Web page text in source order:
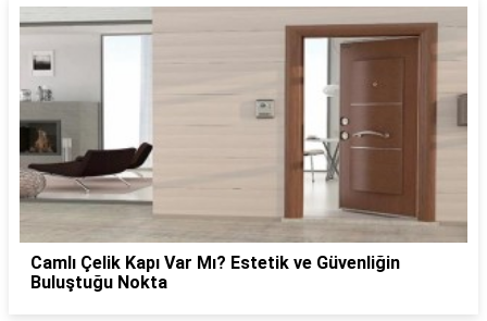
Camlı Çelik Kapı Var Mı? Estetik ve Güvenliğin
Buluştuğu Nokta